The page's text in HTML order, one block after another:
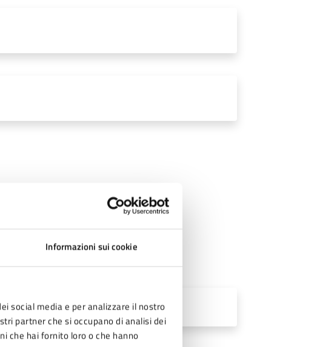
Informazioni sui cookie
social media e per analizzare il nostro
partner che si occupano di analisi dei
che hai fornito loro o che hanno
(PDF - 1 MB)